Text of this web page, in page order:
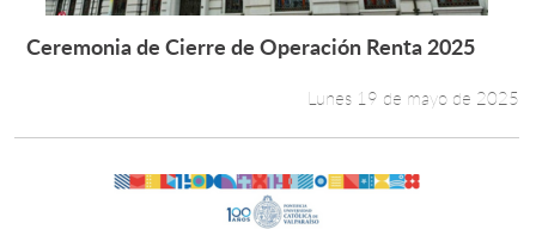
Leer más +
Ceremonia de Cierre de Operación Renta 2025
Lunes 19 de mayo de 2025